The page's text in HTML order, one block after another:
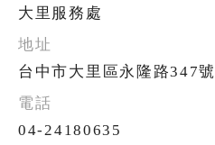
大里服務處
台中市大里區永隆路347號
04-24180635